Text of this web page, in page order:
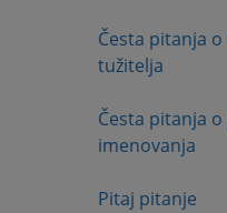
Česta pitanja
tužitelja
Česta pitanja
imenovanja
Pitaj pitanje